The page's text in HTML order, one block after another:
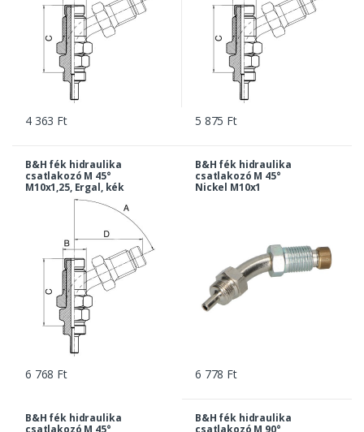
4 363 Ft 5 875 Ft
B&H fék hidraulika
csatlakozó M 45°
M10x1,25, Ergal, kék
6 768 Ft
B&H fék hidraulika
csatlakozó M 45°
Nickel M10x1
6 778 Ft
B&H fék hidraulika
B&H fék hidraulika